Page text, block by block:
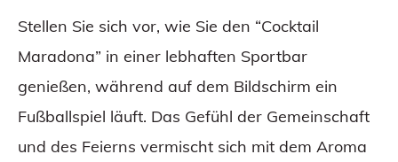
Stellen Sie sich vor, wie Sie den “Cocktail
Maradona” in einer lebhaften Sportbar
genießen, während auf dem Bildschirm ein
Fußballspiel läuft. Das Gefühl der Gemeinschaft
und des Feierns vermischt sich mit dem Aroma